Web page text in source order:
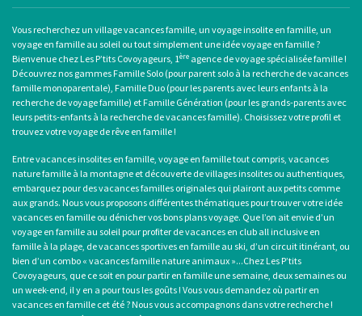
Vous recherchez un village vacances famille, un voyage insolite en famille, un
voyage en famille au soleil ou tout simplement une idée voyage en famille ?
Bienvenue chez Les P’tits Covoyageurs, 1ère agence de voyage spécialisée famille !
Découvrez nos gammes Famille Solo (pour parent solo à la recherche devacances
famille monoparentale), Famille Duo (pour les parents avec leurs enfants à la
recherche de voyage famille) et Famille Génération (pour les grands-parents avec
leurs petits-enfants à la recherche de vacances famille). Choisissez votre profil et
trouvez votre voyage de rêve en famille !
Entrevacances insolites en famille, voyage en famille tout compris, vacances
nature famille à la montagne et découverte de villages insolites ou authentiques,
embarquez pour desvacances familles originales qui plairont aux petits comme
aux grands. Nous vous proposons différentes thématiques pour trouver votre idée
vacances en famille ou dénicher vos bons plans voyage. Que l’on ait envie d’un
voyage en famille au soleil pour profiter devacances en club all inclusive en
famille à la plage, devacances sportives en famille au ski, d’un circuit itinérant, ou
bien d’un combo « vacances famille nature animaux »...Chez Les P’tits
Covoyageurs, que ce soit en pour partir en famille une semaine, deux semaines ou
un week-end, il y en a pour tous les goûts ! Vous vous demandez où partir en
vacances en famille cet été ? Nous vous accompagnons dans votre recherche !